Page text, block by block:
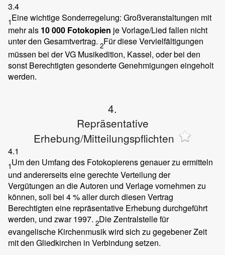
3.4
1Eine wichtige Sonderregelung: Großveranstaltungen mit
mehr als 10 000 Fotokopien je Vorlage/Lied fallen nicht
unter den Gesamtvertrag. 2Für diese Vervielfältigungen
müssen bei der VG Musikedition, Kassel, oder bei den
sonst Berechtigten gesonderte Genehmigungen eingeholt
werden.
4.
Repräsentative
Erhebung/Mitteilungspflichten
4.1
1Um den Umfang des Fotokopierens genauer zu ermitteln
und andererseits eine gerechte Verteilung der
Vergütungen an die Autoren und Verlage vornehmen zu
können, soll bei 4 % aller durch diesen Vertrag
Berechtigten eine repräsentative Erhebung durchgeführt
werden, und zwar 1997. 2Die Zentralstelle für
evangelische Kirchenmusik wird sich zu gegebener Zeit
mit den Gliedkirchen in Verbindung setzen.